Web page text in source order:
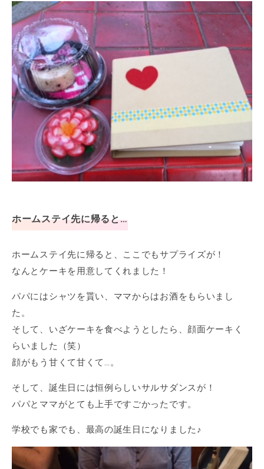
ホームステイ先に帰ると…
ホームステイ先に帰ると、ここでもサプライズが！
なんとケーキを用意してくれました！
パパにはシャツを貰い、ママからはお酒をもらいまし
た。
そして、いざケーキを食べようとしたら、顔面ケーキく
らいました（笑）
顔がもう甘くて甘くて…。
そして、誕生日には恒例らしいサルサダンスが！
パパとママがとても上手ですごかったです。
学校でも家でも、最高の誕生日になりました♪